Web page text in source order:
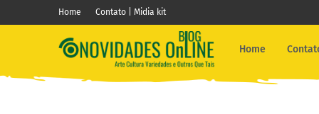
Home Contato | Midia kit
Home